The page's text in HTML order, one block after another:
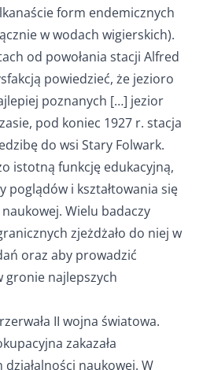
form endemicznych
w wodach wigierskich).
od powołania stacji Alfred
powiedzieć, że jezioro
poznanych […] jezior
pod koniec 1927 r. stacja
do wsi Stary Folwark.
istotną funkcję edukacyjną,
poglądów i kształtowania się
Wielu badaczy
zjeżdżało do niej w
oraz aby prowadzić
gronie najlepszych
II wojna światowa.
zakazała
naukowej. W